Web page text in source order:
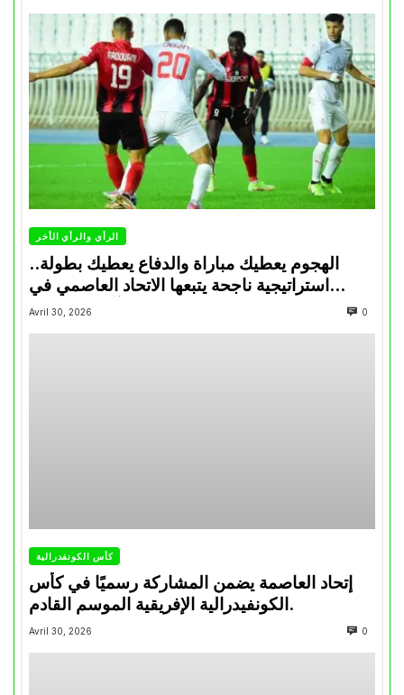
الرأي والرأي الأخر
الهجوم يعطيك مباراة والدفاع يعطيك بطولة..
استراتيجية ناجحة يتبعها الاتحاد العاصمي في
تتويجاته آخر السنوات
Avril 30, 2026 0
كأس الكونفدرالية
إتحاد العاصمة يضمن المشاركة رسميًا في كأس
الكونفيدرالية الإفريقية الموسم القادم.
Avril 30, 2026 0